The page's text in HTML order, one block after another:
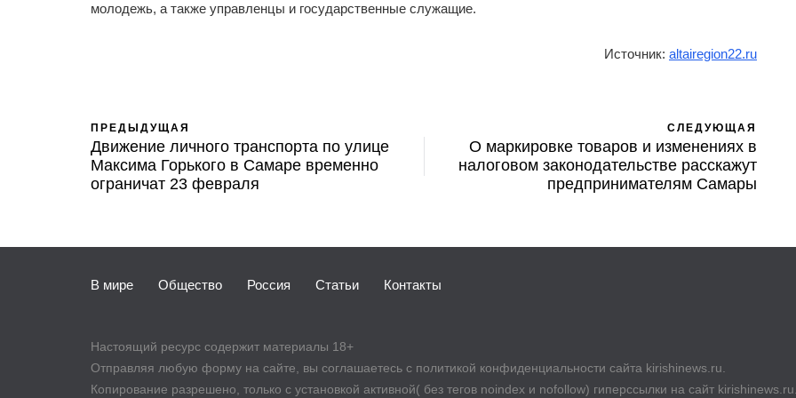
молодежь, а также управленцы и государственные служащие.
Источник: altairegion22.ru
ПРЕДЫДУЩАЯ
Движение личного транспорта по улице
Максима Горького в Самаре временно
ограничат 23 февраля
СЛЕДУЮЩАЯ
О маркировке товаров и изменениях в
налоговом законодательстве расскажут
предпринимателям Самары
В мире Общество Россия Статьи Контакты
Настоящий ресурс содержит материалы 18+
Отправляя любую форму на сайте, вы соглашаетесь с политикой конфиденциальности сайта kirishinews.ru.
Копирование разрешено, только с установкой активной( без тегов noindex и nofollow) гиперссылки на сайт